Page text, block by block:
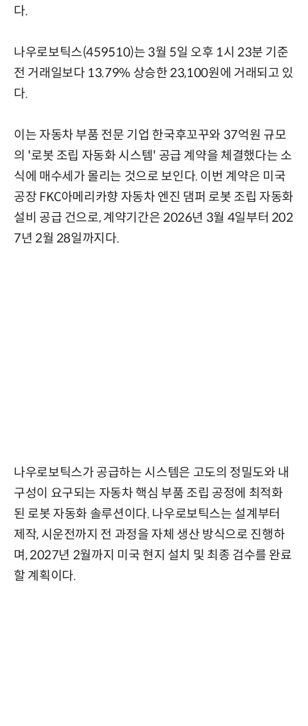
다.
나우로보틱스(459510)는 3월 5일 오후 1시 23분 기준
전 거래일보다 13.79% 상승한 23,100원에 거래되고 있
다.
이는 자동차 부품 전문 기업 한국후꼬꾸와 37억원 규모
의 '로봇 조립 자동화 시스템' 공급 계약을 체결했다는 소
식에 매수세가 몰리는 것으로 보인다. 이번 계약은 미국
공장 FKC아메리카향 자동차 엔진 댐퍼 로봇 조립 자동화
설비 공급 건으로, 계약기간은 2026년 3월 4일부터 202
7년 2월 28일까지다.
나우로보틱스가 공급하는 시스템은 고도의 정밀도와 내
구성이 요구되는 자동차 핵심 부품 조립 공정에 최적화
된 로봇 자동화 솔루션이다. 나우로보틱스는 설계부터
제작, 시운전까지 전 과정을 자체 생산 방식으로 진행하
며, 2027년 2월까지 미국 현지 설치 및 최종 검수를 완료
할 계획이다.